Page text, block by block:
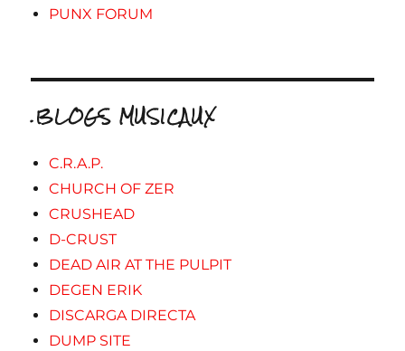
PUNX FORUM
.BLOGS MUSICAUX
C.R.A.P.
CHURCH OF ZER
CRUSHEAD
D-CRUST
DEAD AIR AT THE PULPIT
DEGEN ERIK
DISCARGA DIRECTA
DUMP SITE